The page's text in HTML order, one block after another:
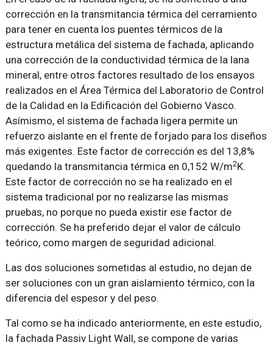
corrección en la transmitancia térmica del cerramiento
para tener en cuenta los puentes térmicos de la
estructura metálica del sistema de fachada, aplicando
una corrección de la conductividad térmica de la lana
mineral, entre otros factores resultado de los ensayos
realizados en el Área Térmica del Laboratorio de Control
de la Calidad en la Edificación del Gobierno Vasco.
Asímismo, el sistema de fachada ligera permite un
refuerzo aislante en el frente de forjado para los diseños
más exigentes. Este factor de corrección es del 13,8%
quedando la transmitancia térmica en 0,152 W/m2K.
Este factor de corrección no se ha realizado en el
sistema tradicional por no realizarse las mismas
pruebas, no porque no pueda existir ese factor de
corrección. Se ha preferido dejar el valor de cálculo
teórico, como margen de seguridad adicional.
Las dos soluciones sometidas al estudio, no dejan de
ser soluciones con un gran aislamiento térmico, con la
diferencia del espesor y del peso.
Tal como se ha indicado anteriormente, en este estudio,
la fachada Passiv Light Wall, se compone de varias